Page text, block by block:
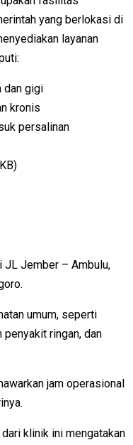
yang berlokasi di
layanan
dan gigi
kronis
persalinan
JL Jember – Ambulu,
umum, seperti
ringan, dan
jam operasional
klinik ini mengatakan